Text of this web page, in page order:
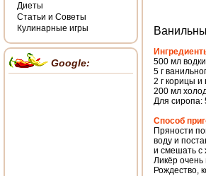
500 мл водки
5 г
2 г корицы и
200 мл
Для сиропа:
Способ
Пряности
воду и
и смешать с
Ликёр очень
Рождество,
Диеты
Статьи и Советы
Кулинарные игры
Google: